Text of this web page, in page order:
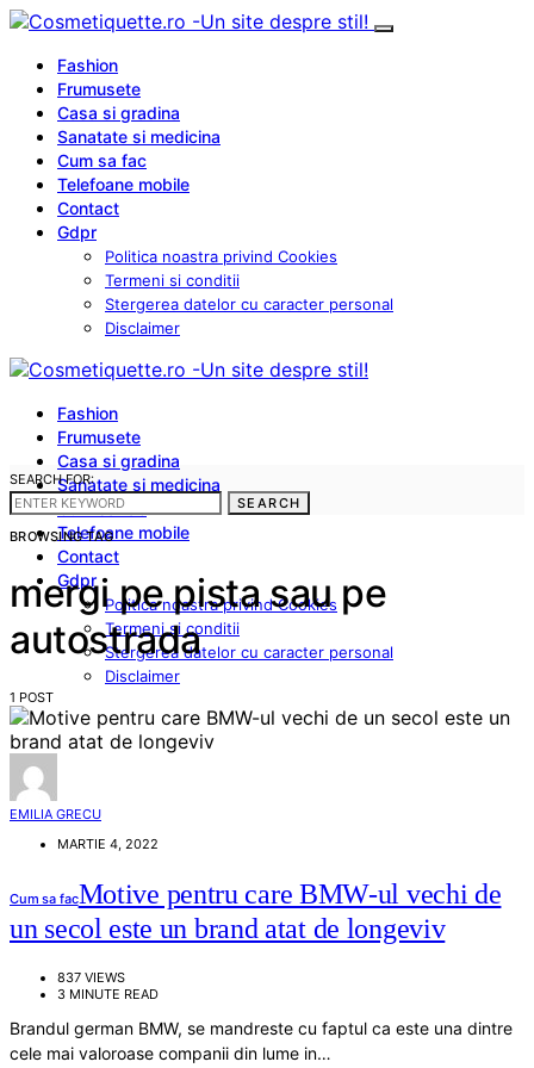
Fashion
Frumusete
Casa si gradina
Sanatate si medicina
Cum sa fac
Telefoane mobile
Contact
Gdpr
Politica noastra privind Cookies
Termeni si conditii
Stergerea datelor cu caracter personal
Disclaimer
Fashion
Frumusete
Casa si gradina
Sanatate si medicina
Cum sa fac
Telefoane mobile
Contact
Gdpr
Politica noastra privind Cookies
Termeni si conditii
Stergerea datelor cu caracter personal
Disclaimer
SEARCH FOR:
SEARCH
BROWSING TAG
mergi pe pista sau pe
autostrada
1 POST
EMILIA GRECU
MARTIE 4, 2022
Cum sa facMotive pentru care BMW-ul vechi de
un secol este un brand atat de longeviv
837 VIEWS
3 MINUTE READ
Brandul german BMW, se mandreste cu faptul ca este una dintre
cele mai valoroase companii din lume in…